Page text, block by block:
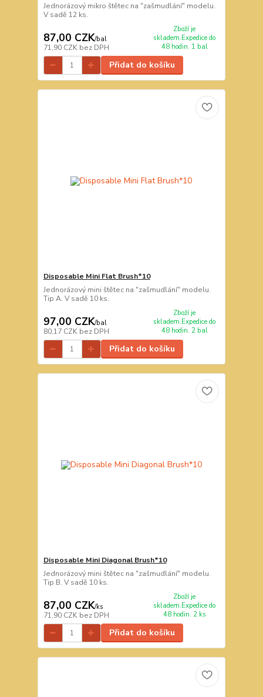
Jednorázový mikro štětec na "zašmudlání" modelu.
V sadě 12 ks.
87,00 CZK/bal
71,90 CZK bez DPH
Zboží je
skladem.Expedice do
48 hodin. 1 bal
Přidat do košíku
Disposable Mini Flat Brush*10
Jednorázový mini štětec na "zašmudlání" modelu.
Tip A. V sadě 10 ks.
97,00 CZK/bal
80,17 CZK bez DPH
Zboží je
skladem.Expedice do
48 hodin. 2 bal
Přidat do košíku
Disposable Mini Diagonal Brush*10
Jednorázový mini štětec na "zašmudlání" modelu.
Tip B. V sadě 10 ks.
87,00 CZK/ks
71,90 CZK bez DPH
Zboží je
skladem.Expedice do
48 hodin. 2 ks
Přidat do košíku